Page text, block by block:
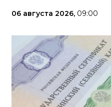
06 августа 2026, 09:00